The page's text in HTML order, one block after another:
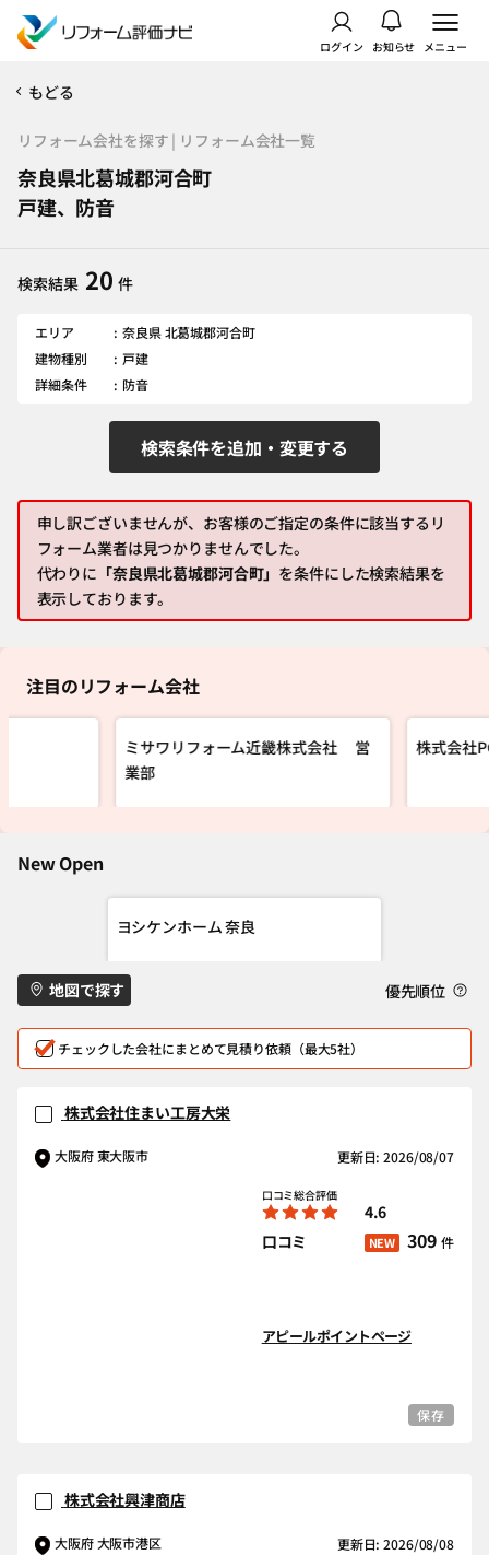
ログイン お知らせ メニュー
もどる
リフォーム会社を探す | リフォーム会社一覧
奈良県北葛城郡河合町
戸建、防音
検索結果 20 件
エリア
奈良県 北葛城郡河合町
建物種別
戸建
詳細条件
防音
検索条件を追加・変更する
申し訳ございませんが、お客様のご指定の条件に該当するリ
フォーム業者は見つかりませんでした。
代わりに 「奈良県北葛城郡河合町」 を条件にした検索結果を
表示しております。
注目のリフォーム会社
ミサワリフォーム近畿株式会社 営
業部
株式会社
New Open
ヨシケンホーム 奈良
地図で探す 優先順位
チェックした会社にまとめて見積り依頼（最大5社）
株式会社住まい工房大栄
大阪府 東大阪市 更新日: 2026/08/07
口コミ総合評価
4.6
口コミ
NEW 309 件
アピールポイントページ
保存
株式会社興津商店
大阪府 大阪市港区 更新日: 2026/08/08